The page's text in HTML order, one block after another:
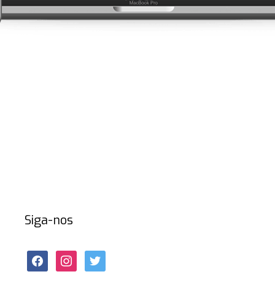
Siga-nos